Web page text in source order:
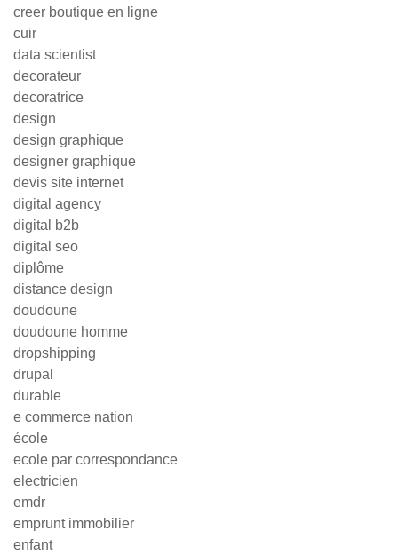
creer boutique en ligne
cuir
data scientist
decorateur
decoratrice
design
design graphique
designer graphique
devis site internet
digital agency
digital b2b
digital seo
diplôme
distance design
doudoune
doudoune homme
dropshipping
drupal
durable
e commerce nation
école
ecole par correspondance
electricien
emdr
emprunt immobilier
enfant